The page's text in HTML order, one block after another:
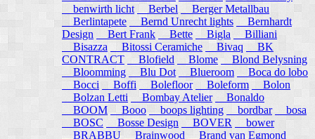
benwirth licht
Berbel
Berger Metallbau
Berlintapete
Bernd Unrecht lights
Bernhardt
Design
Bert Frank Bette Bigla
Billiani
Bisazza
Bitossi Ceramiche Bivaq
BK
CONTRACT
Blofield Blome Blond Belysning
Bloomming
Blu Dot Blueroom
Boca do lobo
Bocci
Boffi Bolefloor Boleform
Bolon
Bolzan Letti
Bombay Atelier
Bonaldo
BOOM
Booo boops lighting bordbar
bosa
BOSC
Bosse Design BOVER
bower
BRABBU
Brainwood
Brand van Egmond